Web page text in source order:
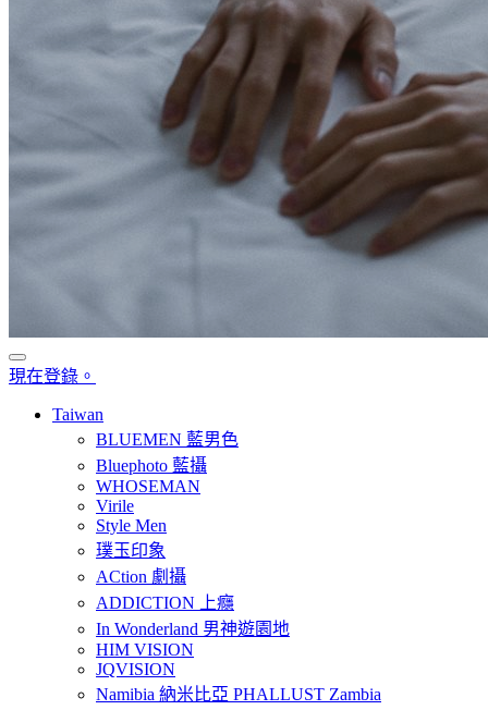
現在登錄。
Taiwan
BLUEMEN 藍男色
Bluephoto 藍攝
WHOSEMAN
Virile
Style Men
璞玉印象
ACtion 劇攝
ADDICTION 上癮
In Wonderland 男神遊園地
HIM VISION
JQVISION
Namibia 納米比亞 PHALLUST Zambia